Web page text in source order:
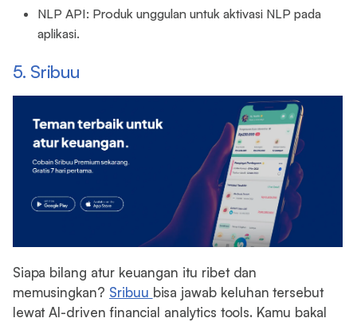
NLP API: Produk unggulan untuk aktivasi NLP pada
aplikasi.
5. Sribuu
Siapa bilang atur keuangan itu ribet dan
memusingkan? Sribuu bisa jawab keluhan tersebut
lewat AI-driven financial analytics tools. Kamu bakal